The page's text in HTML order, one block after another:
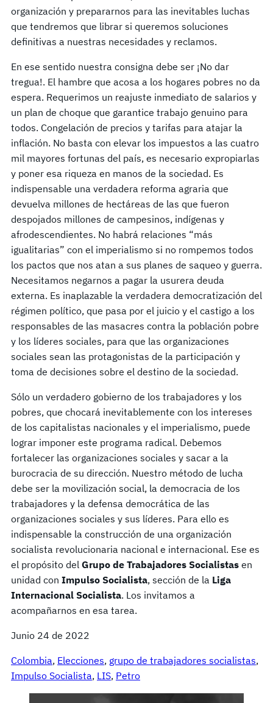
organización y prepararnos para las inevitables luchas
que tendremos que librar si queremos soluciones
definitivas a nuestras necesidades y reclamos.
En ese sentido nuestra consigna debe ser ¡No dar
tregua!. El hambre que acosa a los hogares pobres no da
espera. Requerimos un reajuste inmediato de salarios y
un plan de choque que garantice trabajo genuino para
todos. Congelación de precios y tarifas para atajar la
inflación. No basta con elevar los impuestos a las cuatro
mil mayores fortunas del país, es necesario expropiarlas
y poner esa riqueza en manos de la sociedad. Es
indispensable una verdadera reforma agraria que
devuelva millones de hectáreas de las que fueron
despojados millones de campesinos, indígenas y
afrodescendientes. No habrá relaciones “más
igualitarias” con el imperialismo si no rompemos todos
los pactos que nos atan a sus planes de saqueo y guerra.
Necesitamos negarnos a pagar la usurera deuda
externa. Es inaplazable la verdadera democratización del
régimen político, que pasa por el juicio y el castigo a los
responsables de las masacres contra la población pobre
y los líderes sociales, para que las organizaciones
sociales sean las protagonistas de la participación y
toma de decisiones sobre el destino de la sociedad.
Sólo un verdadero gobierno de los trabajadores y los
pobres, que chocará inevitablemente con los intereses
de los capitalistas nacionales y el imperialismo, puede
lograr imponer este programa radical. Debemos
fortalecer las organizaciones sociales y sacar a la
burocracia de su dirección. Nuestro método de lucha
debe ser la movilización social, la democracia de los
trabajadores y la defensa democrática de las
organizaciones sociales y sus líderes. Para ello es
indispensable la construcción de una organización
socialista revolucionaria nacional e internacional. Ese es
el propósito del Grupo de Trabajadores Socialistas en
unidad con Impulso Socialista, sección de la Liga
Internacional Socialista. Los invitamos a
acompañarnos en esa tarea.
Junio 24 de 2022
Colombia, Elecciones, grupo de trabajadores socialistas
Impulso Socialista, LIS, Petro